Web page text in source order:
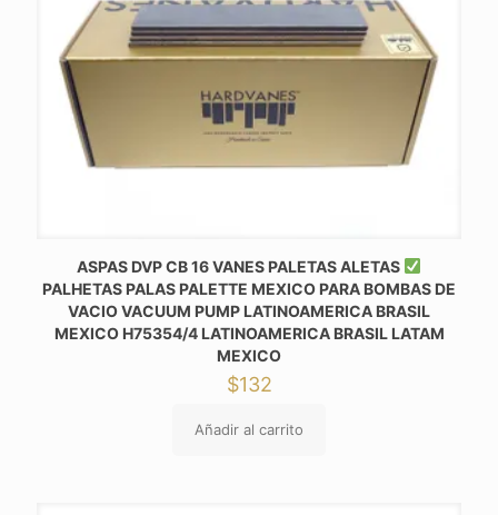
ASPAS DVP CB 16 VANES PALETAS ALETAS
PALHETAS PALAS PALETTE MEXICO PARA BOMBAS DE
VACIO VACUUM PUMP LATINOAMERICA BRASIL
MEXICO H75354/4 LATINOAMERICA BRASIL LATAM
MEXICO
$132
Añadir al carrito